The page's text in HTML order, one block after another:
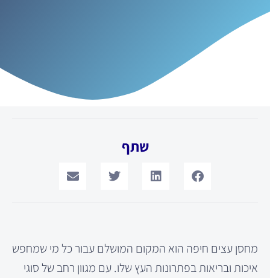
שתף
מחסן עצים חיפה הוא המקום המושלם עבור כל מי שמחפש
איכות ובריאות בפתרונות העץ שלו. עם מגוון רחב של סוגי